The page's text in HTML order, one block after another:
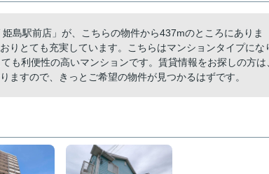
島駅前店」が、こちらの物件から437mのところにありま
りとても充実しています。こちらはマンションタイプにな
も利便性の高いマンションです。賃貸情報をお探しの方は
すので、きっとご希望の物件が見つかるはずです。